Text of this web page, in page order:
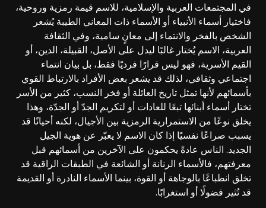
في المجتمعات العربية والإسلامية، للاسم قيمة رمزية وروحية،
فاختيار أسماء الأنبياء أو الأسماء ذات المعاني الطيبة يُشعر
الشخص بالفخر والانتماء إلى معانٍ سامية، وفي الثقافة
العربية، الاسم يُختار غالبًا ليدل على الأصل، القبيلة، الدين، أو
القيم الأسرية، فهو ليس قرارًا فرديًا فقط، بل بيان انتماء
اجتماعي وثقافي، لذلك قد يشعر بعض الأفراد بالارتباط القوي
بأسمائهم لأنها تمثل تاريخ العائلة أو فخر النسب، كثير من الأسر
تختار أسماء أبنائها تبعًا للعادات أو لتكريم الجدّ أو الجدّة، وهذا
يخلق نوعًا من الاستمرارية الرمزية بين الأجيال، لكنه أحيانًا قد
يسبب صراعًا نفسيًا إذا كان الاسم لا يعبّر عن هوية الجيل
الجديد. الناس عادةً يحكمون على الآخرين من أسمائهم قبل
معرفتهم، فالأسماء الرنانة أو الشائعة في الطبقات الراقية قد
تخلق انطباعًا بالوجاهة أو القوة، بينما الأسماء النادرة أو القديمة
قد تُثير فضولًا أو استغرابًا.